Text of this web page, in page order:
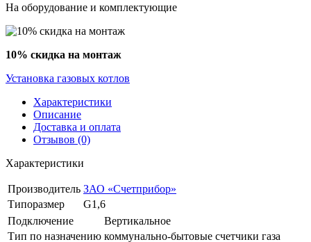
На оборудование и комплектующие
10% скидка на монтаж
Установка газовых котлов
Характеристики
Описание
Доставка и оплата
Отзывов (0)
Характеристики
Производитель ЗАО «Счетприбор»
Типоразмер
G1,6
Подключение
Вертикальное
Тип по назначению коммунально-бытовые счетчики газа